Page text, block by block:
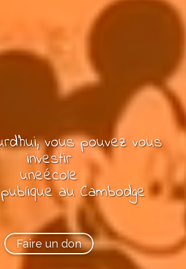
vous pouvez vous
investir
uneécole
au Cambodge
Faire un don